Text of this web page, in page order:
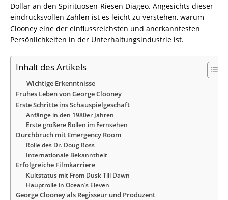
Dollar an den Spirituosen-Riesen Diageo. Angesichts dieser
eindrucksvollen Zahlen ist es leicht zu verstehen, warum
Clooney eine der einflussreichsten und anerkanntesten
Persönlichkeiten in der Unterhaltungsindustrie ist.
Inhalt des Artikels
Wichtige Erkenntnisse
Frühes Leben von George Clooney
Erste Schritte ins Schauspielgeschäft
Anfänge in den 1980er Jahren
Erste größere Rollen im Fernsehen
Durchbruch mit Emergency Room
Rolle des Dr. Doug Ross
Internationale Bekanntheit
Erfolgreiche Filmkarriere
Kultstatus mit From Dusk Till Dawn
Hauptrolle in Ocean’s Eleven
George Clooney als Regisseur und Produzent